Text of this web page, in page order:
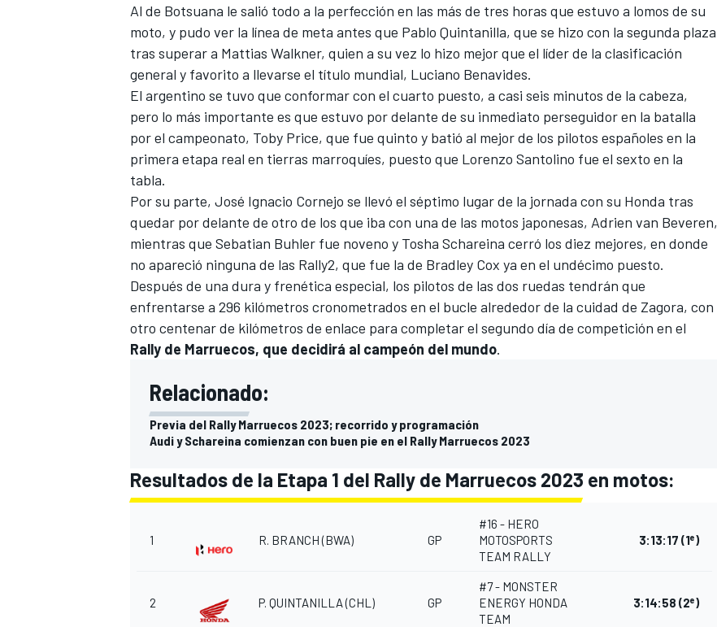
MÁS CATEGORÍAS
Al de Botsuana le salió todo a la perfección en las más de tres horas que estuvo a lomos de su
moto, y pudo ver la línea de meta antes que Pablo Quintanilla, que se hizo con la segunda plaza
tras superar a Mattias Walkner, quien a su vez lo hizo mejor que el líder de la clasificación
general y favorito a llevarse el título mundial, Luciano Benavides.
El argentino se tuvo que conformar con el cuarto puesto, a casi seis minutos de la cabeza,
pero lo más importante es que estuvo por delante de su inmediato perseguidor en la batalla
por el campeonato, Toby Price, que fue quinto y batió al mejor de los pilotos españoles en la
primera etapa real en tierras marroquíes, puesto que Lorenzo Santolino fue el sexto en la
tabla.
Por su parte, José Ignacio Cornejo se llevó el séptimo lugar de la jornada con su Honda tras
quedar por delante de otro de los que iba con una de las motos japonesas, Adrien van Beveren,
mientras que Sebatian Buhler fue noveno y Tosha Schareina cerró los diez mejores, en donde
no apareció ninguna de las Rally2, que fue la de Bradley Cox ya en el undécimo puesto.
Después de una dura y frenética especial, los pilotos de las dos ruedas tendrán que
enfrentarse a 296 kilómetros cronometrados en el bucle alrededor de la cuidad de Zagora, con
otro centenar de kilómetros de enlace para completar el segundo día de competición en el
Rally de Marruecos, que decidirá al campeón del mundo.
Relacionado:
Previa del Rally Marruecos 2023; recorrido y programación
Audi y Schareina comienzan con buen pie en el Rally Marruecos 2023
Resultados de la Etapa 1 del Rally de Marruecos 2023 en motos:​
1 R. BRANCH(BWA) GP
#16 - HERO
MOTOSPORTS
TEAM RALLY
3:13:17 (1e)
2 P. QUINTANILLA(CHL) GP
#7 - MONSTER
ENERGY HONDA
TEAM
3:14:58 (2e)